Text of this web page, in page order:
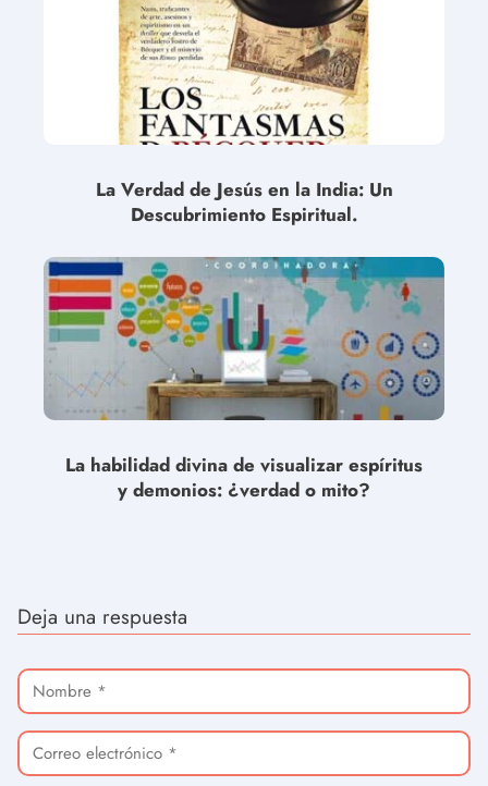
La Verdad de Jesús en la India: Un
Descubrimiento Espiritual.
La habilidad divina de visualizar espíritus
y demonios: ¿verdad o mito?
Deja una respuesta